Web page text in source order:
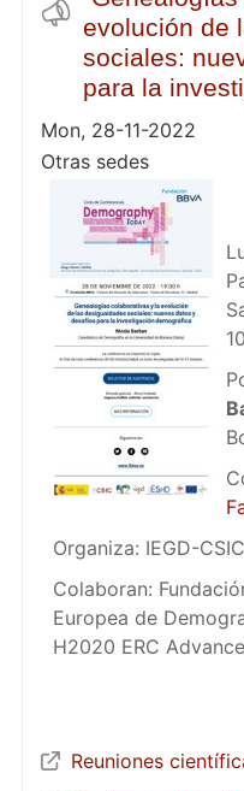
evolución de
sociales:
para la
Mon, 28-11-2022
Otras sedes
Organiza: IEGD-CSIC
Colaboran:
Europea de
H2020 ERC
Reuniones